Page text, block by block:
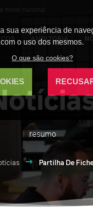
móvel nacional
AUDITORIA
resumo
Partilha De
sua experiência de
com o uso dos mesmos.
O que são cookies?